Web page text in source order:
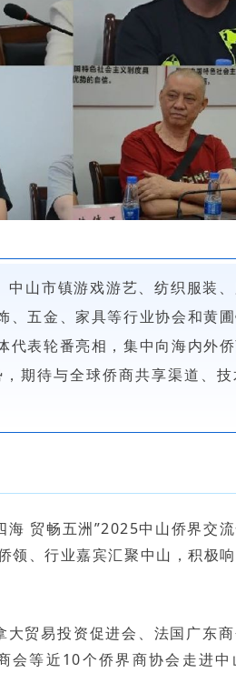
山市镇游戏游艺、纺织服装
五金、家具等行业协会和黄圃
表轮番亮相，集中向海内外
期待与全球侨商共享渠道、技
贸畅五洲”2025中山侨界交
、行业嘉宾汇聚中山，积极
贸易投资促进会、法国广东
会等近10个侨界商协会走进中